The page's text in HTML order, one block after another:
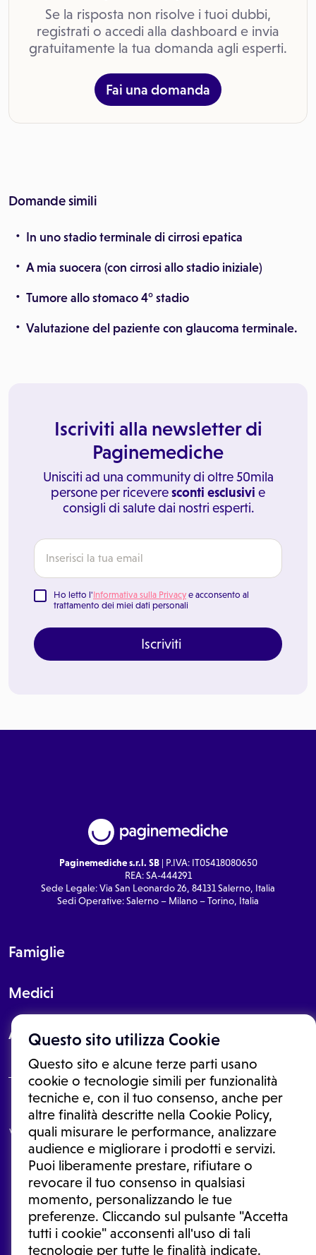
Questo sito utilizza Cookie
Questo sito e alcune terze parti usano
cookie o tecnologie simili per funzionalità
tecniche e, con il tuo consenso, anche per
altre finalità descritte nella Cookie Policy,
quali misurare le performance, analizzare
audience e migliorare i prodotti e servizi.
Puoi liberamente prestare, rifiutare o
revocare il tuo consenso in qualsiasi
momento, personalizzando le tue
preferenze. Cliccando sul pulsante "Accetta
tutti i cookie" acconsenti all'uso di tali
tecnologie per tutte le finalità indicate.
Se la risposta non risolve i tuoi dubbi,
registrati o accedi alla dashboard e invia
gratuitamente la tua domanda agli esperti.
Fai una domanda
Domande simili
In uno stadio terminale di cirrosi epatica
A mia suocera (con cirrosi allo stadio iniziale)
Tumore allo stomaco 4° stadio
Valutazione del paziente con glaucoma terminale.
Iscriviti alla newsletter di
Paginemediche
Unisciti ad una community di oltre 50mila
persone per riceveresconti esclusivi e
consigli di salute dai nostri esperti.
Ho letto l'Informativa sulla Privacy e acconsento al
trattamento dei miei dati personali
Iscriviti
Paginemediche s.r.l. SB| P.IVA: IT05418080650
REA: SA-444291
Sede Legale: Via San Leonardo 26, 84131 Salerno, Italia
Sedi Operative: Salerno – Milano – Torino, Italia
Famiglie
Medici
About
Le informazioni proposte in questo sito non sono un consulto medico.
In nessun caso, queste informazioni sostituiscono un consulto, una
visita o una diagnosi formulata dal medico. Non si devono considerare
le informazioni disponibili come suggerimenti per la formulazione di
una diagnosi, la determinazione di un trattamento o l'assunzione o
sospensione di un farmaco senza prima consultare un medico di
medicina generale o uno specialista.
Condizioni di utilizzo|Privacy Policy |Gestione cookie
Ⓒ 2026 | Tutti i diritti riservati.